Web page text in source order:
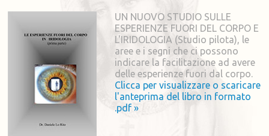
UN NUOVO STUDIO SULLE
ESPERIENZE FUORI DEL CORPO E
L'IRIDOLOGIA (Studio pilota), le
aree e i segni che ci possono
indicare la facilitazione ad avere
delle esperienze fuori dal corpo.
Clicca per visualizzare o scaricare
l'anteprima del libro in formato
.pdf »